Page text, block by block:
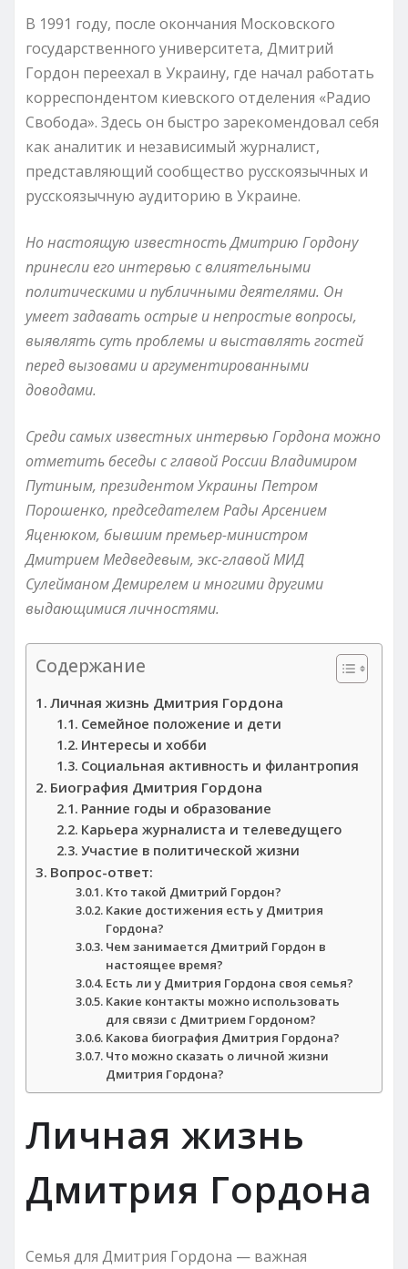
В 1991 году, после окончания Московского
государственного университета, Дмитрий
Гордон переехал в Украину, где начал работать
корреспондентом киевского отделения «Радио
Свобода». Здесь он быстро зарекомендовал себя
как аналитик и независимый журналист,
представляющий сообщество русскоязычных и
русскоязычную аудиторию в Украине.
Но настоящую известность Дмитрию Гордону
принесли его интервью с влиятельными
политическими и публичными деятелями. Он
умеет задавать острые и непростые вопросы,
выявлять суть проблемы и выставлять гостей
перед вызовами и аргументированными
доводами.
Среди самых известных интервью Гордона можно
отметить беседы с главой России Владимиром
Путиным, президентом Украины Петром
Порошенко, председателем Рады Арсением
Яценюком, бывшим премьер-министром
Дмитрием Медведевым, экс-главой МИД
Сулейманом Демирелем и многими другими
выдающимися личностями.
Содержание
Личная жизнь Дмитрия Гордона
Семейное положение и дети
Интересы и хобби
Социальная активность и филантропия
Биография Дмитрия Гордона
Ранние годы и образование
Карьера журналиста и телеведущего
Участие в политической жизни
Вопрос-ответ:
Кто такой Дмитрий Гордон?
Какие достижения есть у Дмитрия
Гордона?
Чем занимается Дмитрий Гордон в
настоящее время?
Есть ли у Дмитрия Гордона своя семья?
Какие контакты можно использовать
для связи с Дмитрием Гордоном?
Какова биография Дмитрия Гордона?
Что можно сказать о личной жизни
Дмитрия Гордона?
Личная жизнь
Дмитрия Гордона
Семья для Дмитрия Гордона — важная